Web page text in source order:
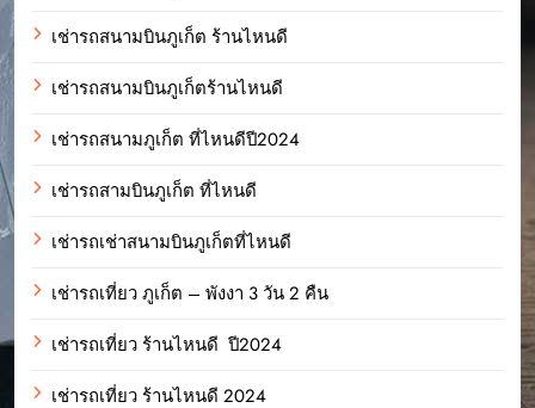
เช่ารถสนามบินภูเก็ต ร้านไหนดี
เช่ารถสนามบินภูเก็ตร้านไหนดี
เช่ารถสนามภูเก็ต ที่ไหนดีปี2024
เช่ารถสามบินภูเก็ต ที่ไหนดี
เช่ารถเช่าสนามบินภูเก็ตที่ไหนดี
เช่ารถเที่ยว ภูเก็ต – พังงา 3 วัน 2 คืน
เช่ารถเที่ยว ร้านไหนดี ปี2024
เช่ารถเที่ยว ร้านไหนดี 2024